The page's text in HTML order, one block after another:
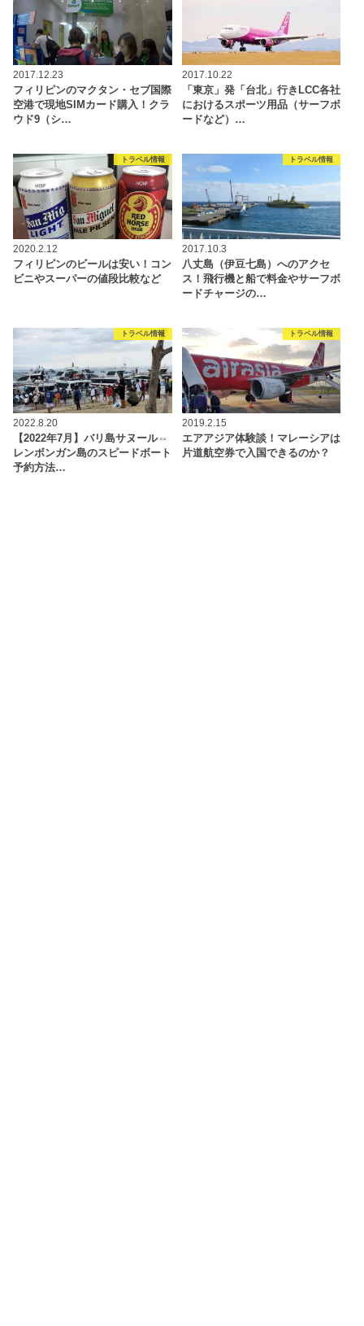
2017.12.23
フィリピンのマクタン・セブ国際
空港で現地SIMカード購入！クラ
ウド9（シ…
2017.10.22
「東京」発「台北」行きLCC各社
におけるスポーツ用品（サーフボ
ードなど）…
トラベル情報
2020.2.12
フィリピンのビールは安い！コン
ビニやスーパーの値段比較など
トラベル情報
2017.10.3
八丈島（伊豆七島）へのアクセ
ス！飛行機と船で料金やサーフボ
ードチャージの…
トラベル情報
2022.8.20
【2022年7月】バリ島サヌール⇔
レンボンガン島のスピードボート
予約方法…
トラベル情報
2019.2.15
エアアジア体験談！マレーシアは
片道航空券で入国できるのか？